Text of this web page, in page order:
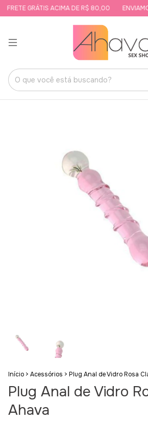
FRETE GRÁTIS ACIMA DE R$ 80,00
Início > Acessórios > Plug Anal de Vidro Rosa
Plug Anal de Vidro
Ahava